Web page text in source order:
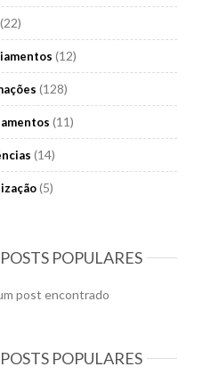
(22)
(12)
(128)
(11)
(14)
(5)
POSTS POPULARES
post encontrado
POSTS POPULARES